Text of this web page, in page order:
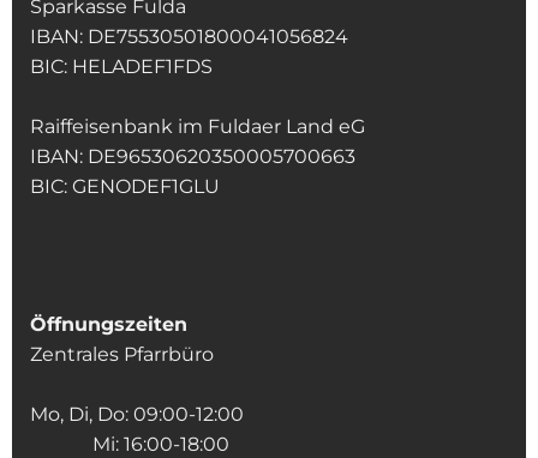
Sparkasse Fulda
IBAN: DE75530501800041056824
BIC: HELADEF1FDS
Raiffeisenbank im Fuldaer Land eG
IBAN: DE96530620350005700663
BIC: GENODEF1GLU
Öffnungszeiten
Zentrales Pfarrbüro
Mo, Di, Do: 09:00-12:00
Mi: 16:00-18:00